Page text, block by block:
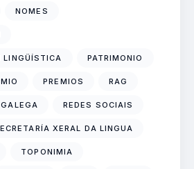
NOMES
LINGÜÍSTICA PATRIMONIO
PREMIOS RAG
REDES SOCIAIS
XERAL DA LINGUA
TOPONIMIA